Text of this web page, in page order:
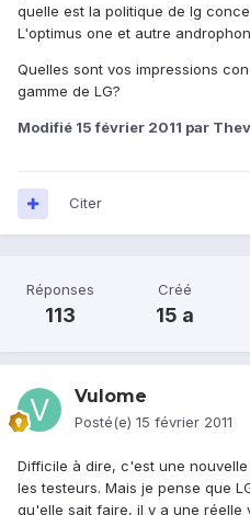
quelle est la politique de lg
L'optimus one et autre
Quelles sont vos impressions
gamme de LG?
Modifié 15 février 2011 par
Citer
Réponses
113
Créé
15 a
Vulome
Posté(e) 15 février 2011
Difficile à dire, c'est une
les testeurs. Mais je pense que
qu'elle sait faire, il y a une